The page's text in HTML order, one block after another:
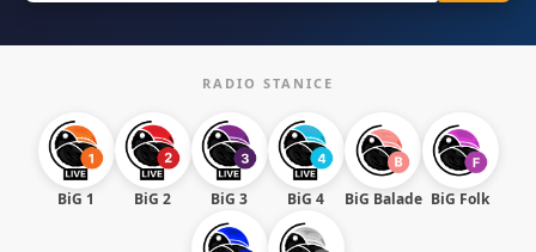
RADIO STANICE
BiG 1 BiG 2 BiG 3 BiG 4 BiG Balade BiG Folk